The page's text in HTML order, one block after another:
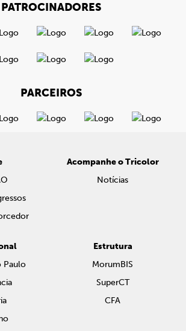
PATROCINADORES
PARCEIROS
Acompanhe o Tricolor
Notícias
Paulo
Estrutura
MorumBIS
SuperCT
CFA